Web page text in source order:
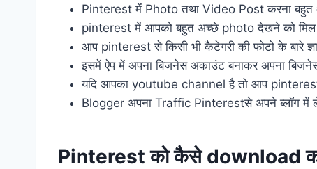
Pinterest में Photo तथा Video Post करना बहुत
pinterest में आपको बहुत अच्छे photo देखने को मिल
आप pinterest से किसी भी कैटेगरी की फोटो के बारे
इसमें ऐप में अपना बिजनेस अकाउंट बनाकर अपना
यदि आपका youtube channel है तो आप
Blogger अपना Traffic Pinterestसे अपने ब्लॉग में
Pinterest को कैसे download